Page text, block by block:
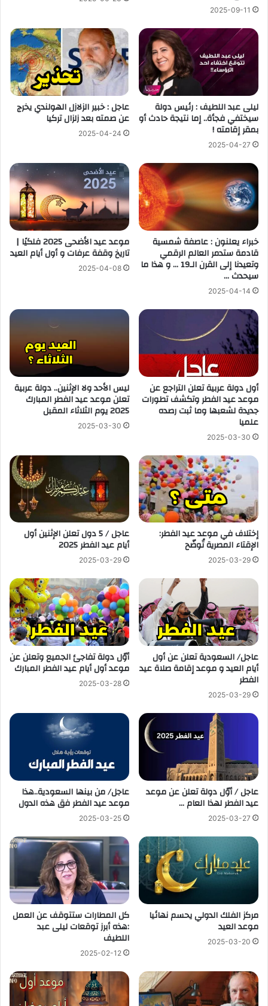
2025-09-11
ليلى عبد اللطيف : رئيس دولة
سيختفي فجأة.. إما نتيجة حادث أو
بمقر إقامته !
2025-04-27
عاجل : خبير الزلازل الهولندي يخرج
عن صمته بعد زلزال تركيا
2025-04-24
خبراء يعلنون : عاصفة شمسية
قادمة ستدمر العالم الرقمي
وتعيدنا إلى القرن الـ19 … و هذا ما
سيحدث …
2025-04-14
موعد عيد الأضحى 2025 فلكيًا |
تاريخ وقفة عرفات و أول أيام العيد
2025-04-08
أول دولة عربية تعلن التراجع عن
موعد عيد الفطر وتكشف تطورات
جديدة لشعبها وما ثبت رصده
علميا
2025-03-30
ليس الأحد ولا الإثنين.. دولة عربية
تعلن موعد عيد الفطر المبارك
2025 يوم الثلاثاء المقبل
2025-03-30
إختلاف في موعد عيد الفطر:
الإقتاء المصرية تُوضّح
2025-03-29
عاجل / 5 دول تعلن الإثنين أول
أيام عيد الفطر 2025
2025-03-29
عاجل/ السعودية تعلن عن أول
أيام العيد و موعد إقامة صلاة عيد
الفطر
2025-03-29
أوّل دولة تفاجئ الجميع وتعلن عن
موعد أول أيام عيد الفطر المبارك
2025-03-28
عاجل / أوّل دولة تعلن عن موعد
عيد الفطر لهذا العام …
2025-03-27
عاجل/ من بينها السعودية..هذا
موعد عيد الفطر فق هذه الدول
2025-03-25
مركز الفلك الدولي يحسم نهائيا
موعد العيد
2025-03-20
‎كل المطارات ستتوقف عن العمل
:هذه أبرز توقعات ليلى عبد
اللطيف
2025-02-12